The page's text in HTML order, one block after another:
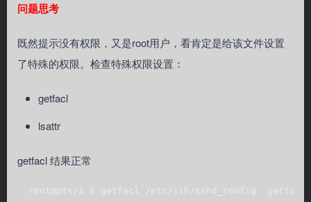
问题思考
既然提示没有权限，又是root用户，看肯定是给该文件设置
了特殊的权限。检查特殊权限设置：
getfacl
lsattr
getfacl 结果正常
root@pts/1 $ getfacl /etc/ssh/sshd_config